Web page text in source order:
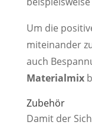
Um die
miteinander
auch
Materialmix
Zubehör
Damit der